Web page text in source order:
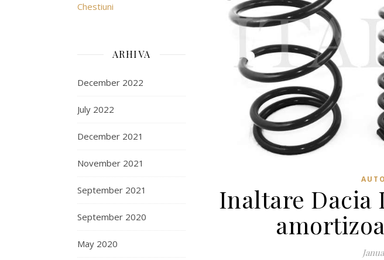
Chestiuni
ARHIVA
December 2022
July 2022
December 2021
November 2021
September 2021
September 2020
May 2020
Inaltare Dacia